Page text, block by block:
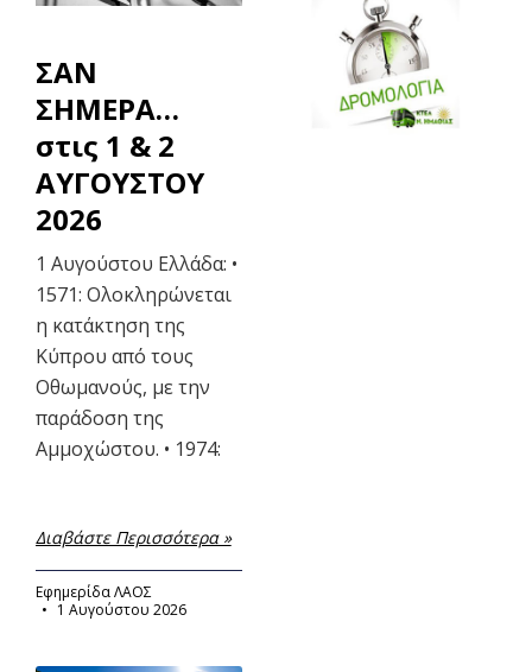
ΣΑΝ
ΣΗΜΕΡΑ…
στις 1 & 2
ΑΥΓΟΥΣΤΟΥ
2026
1 Αυγούστου Ελλάδα: •
1571: Ολοκληρώνεται
η κατάκτηση της
Κύπρου από τους
Οθωμανούς, με την
παράδοση της
Αμμοχώστου. • 1974:
Διαβάστε Περισσότερα »
Εφημερίδα ΛΑΟΣ
1 Αυγούστου 2026